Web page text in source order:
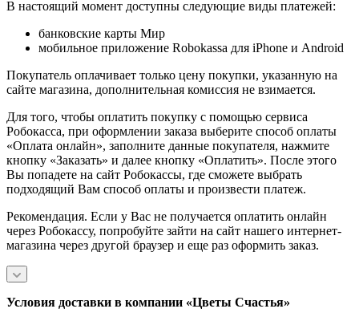
В настоящий момент доступны следующие виды платежей:
банковские карты Мир
мобильное приложение Robokassa для iPhone и Android
Покупатель оплачивает только цену покупки, указанную на
сайте магазина, дополнительная комиссия не взимается.
Для того, чтобы оплатить покупку с помощью сервиса
Робокасса, при оформлении заказа выберите способ оплаты
«Оплата онлайн», заполните данные покупателя, нажмите
кнопку «Заказать» и далее кнопку «Оплатить». После этого
Вы попадете на сайт Робокассы, где сможете выбрать
подходящий Вам способ оплаты и произвести платеж.
Рекомендация. Если у Вас не получается оплатить онлайн
через Робокассу, попробуйте зайти на сайт нашего интернет-
магазина через другой браузер и еще раз оформить заказ.
Условия доставки в компании «Цветы Счастья»